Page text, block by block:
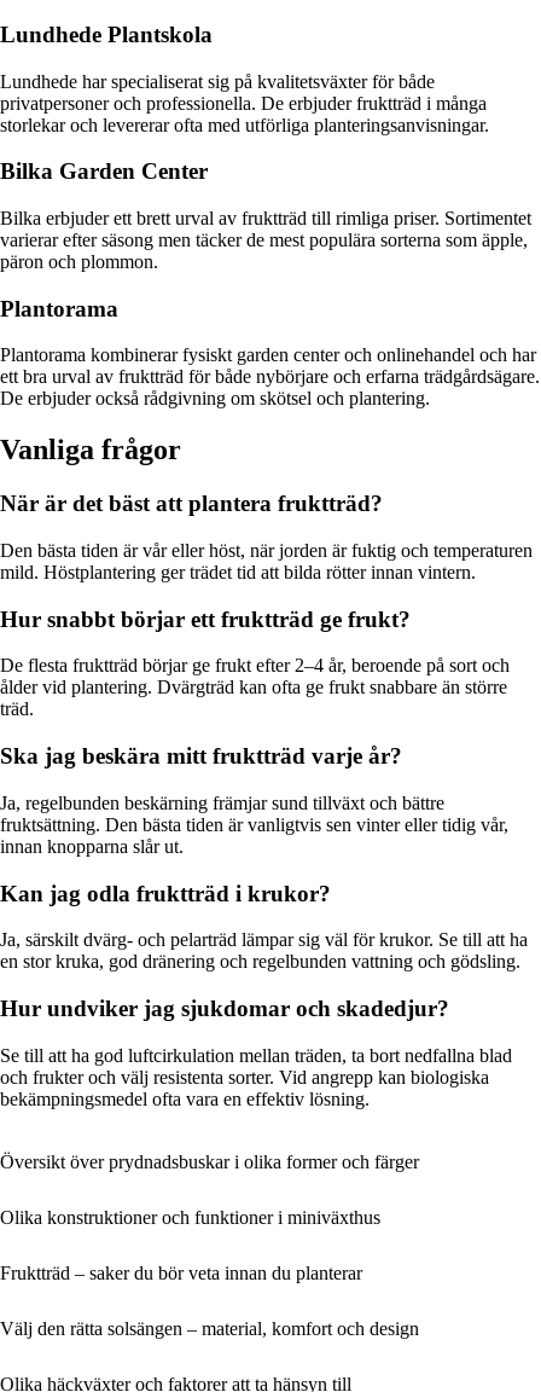
Lundhede Plantskola
Lundhede har specialiserat sig på kvalitetsväxter för både
privatpersoner och professionella. De erbjuder fruktträd i många
storlekar och levererar ofta med utförliga planteringsanvisningar.
Bilka Garden Center
Bilka erbjuder ett brett urval av fruktträd till rimliga priser. Sortimentet
varierar efter säsong men täcker de mest populära sorterna som äpple,
päron och plommon.
Plantorama
Plantorama kombinerar fysiskt garden center och onlinehandel och har
ett bra urval av fruktträd för både nybörjare och erfarna trädgårdsägare.
De erbjuder också rådgivning om skötsel och plantering.
Vanliga frågor
När är det bäst att plantera fruktträd?
Den bästa tiden är vår eller höst, när jorden är fuktig och temperaturen
mild. Höstplantering ger trädet tid att bilda rötter innan vintern.
Hur snabbt börjar ett fruktträd ge frukt?
De flesta fruktträd börjar ge frukt efter 2–4 år, beroende på sort och
ålder vid plantering. Dvärgträd kan ofta ge frukt snabbare än större
träd.
Ska jag beskära mitt fruktträd varje år?
Ja, regelbunden beskärning främjar sund tillväxt och bättre
fruktsättning. Den bästa tiden är vanligtvis sen vinter eller tidig vår,
innan knopparna slår ut.
Kan jag odla fruktträd i krukor?
Ja, särskilt dvärg- och pelarträd lämpar sig väl för krukor. Se till att ha
en stor kruka, god dränering och regelbunden vattning och gödsling.
Hur undviker jag sjukdomar och skadedjur?
Se till att ha god luftcirkulation mellan träden, ta bort nedfallna blad
och frukter och välj resistenta sorter. Vid angrepp kan biologiska
bekämpningsmedel ofta vara en effektiv lösning.
Översikt över prydnadsbuskar i olika former och färger
Olika konstruktioner och funktioner i miniväxthus
Fruktträd – saker du bör veta innan du planterar
Välj den rätta solsängen – material, komfort och design
Olika häckväxter och faktorer att ta hänsyn till